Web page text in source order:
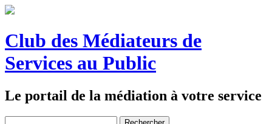
Club des Médiateurs de
Services au Public
Le portail de la médiation à votre service